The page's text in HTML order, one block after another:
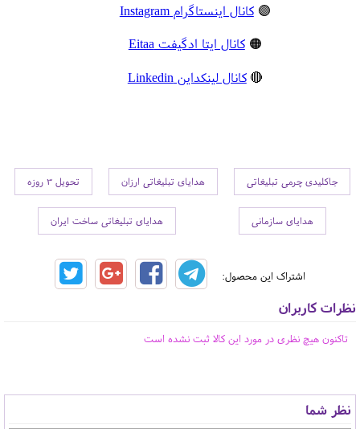
🟣کانال اینستاگرام Instagram
🟠کانال ایتا ادگیفت Eitaa
🔴 کانال لینکداین Linkedin
جاکلیدی چرمی تبلیغاتی هدایای تبلیغاتی ارزان تحویل 3 روزه
هدایای سازمانی هدایای تبلیغاتی ساخت ایران
اشتراک این محصول:
نظرات کاربران
تاکنون هیچ نظری در مورد این کالا ثبت نشده است
نظر شما